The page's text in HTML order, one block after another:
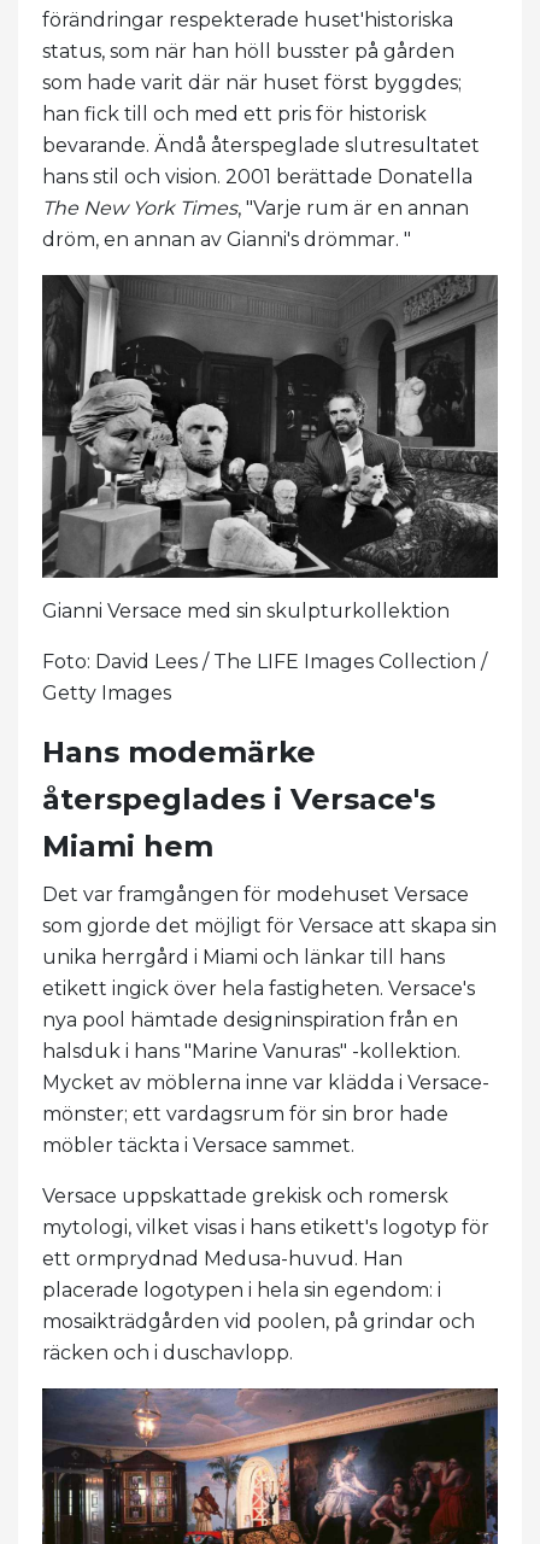
förändringar respekterade huset'historiska
status, som när han höll busster på gården
som hade varit där när huset först byggdes;
han fick till och med ett pris för historisk
bevarande. Ändå återspeglade slutresultatet
hans stil och vision. 2001 berättade Donatella
The New York Times, "Varje rum är en annan
dröm, en annan av Gianni's drömmar. "
Gianni Versace med sin skulpturkollektion
Foto: David Lees / The LIFE Images Collection /
Getty Images
Hans modemärke
återspeglades i Versace's
Miami hem
Det var framgången för modehuset Versace
som gjorde det möjligt för Versace att skapa sin
unika herrgård i Miami och länkar till hans
etikett ingick över hela fastigheten. Versace's
nya pool hämtade designinspiration från en
halsduk i hans "Marine Vanuras" -kollektion.
Mycket av möblerna inne var klädda i Versace-
mönster; ett vardagsrum för sin bror hade
möbler täckta i Versace sammet.
Versace uppskattade grekisk och romersk
mytologi, vilket visas i hans etikett's logotyp för
ett ormprydnad Medusa-huvud. Han
placerade logotypen i hela sin egendom: i
mosaikträdgården vid poolen, på grindar och
räcken och i duschavlopp.